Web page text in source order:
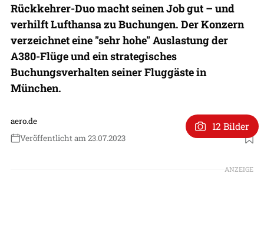
Rückkehrer-Duo macht seinen Job gut – und
verhilft Lufthansa zu Buchungen. Der Konzern
verzeichnet eine "sehr hohe" Auslastung der
A380-Flüge und ein strategisches
Buchungsverhalten seiner Fluggäste in
München.
aero.de
Veröffentlicht am 23.07.2023
Foto: Lufthansa
12 Bilder
ANZEIGE